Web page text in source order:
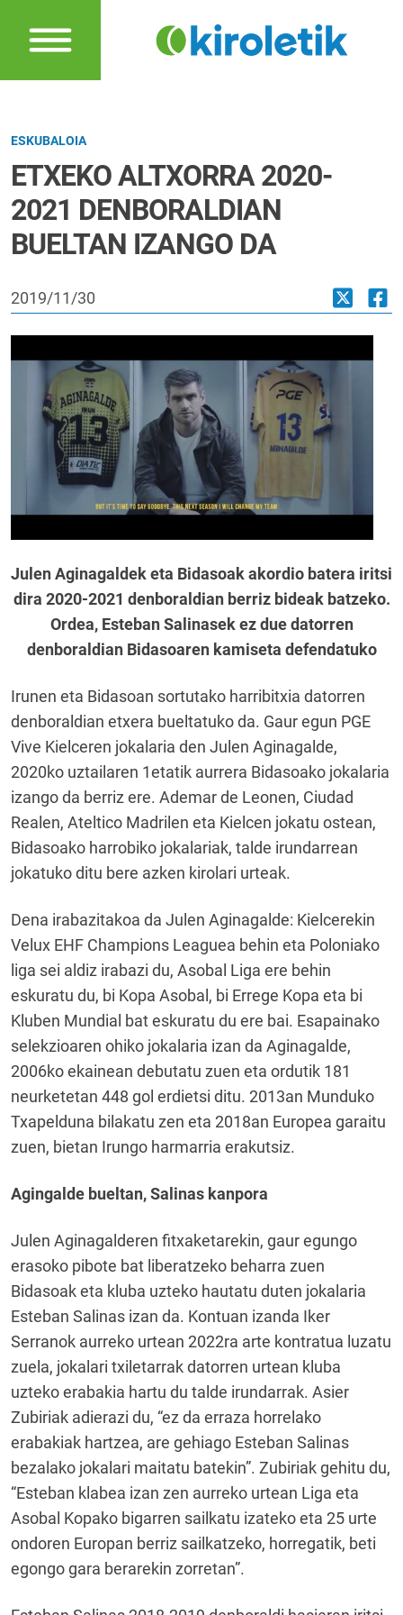
ESKUBALOIA
ETXEKO ALTXORRA 2020-
2021 DENBORALDIAN
BUELTAN IZANGO DA
2019/11/30
Julen Aginagaldek eta Bidasoak akordio batera iritsi
dira 2020-2021 denboraldian berriz bideak batzeko.
Ordea, Esteban Salinasek ez due datorren
denboraldian Bidasoaren kamiseta defendatuko
Irunen eta Bidasoan sortutako harribitxia datorren
denboraldian etxera bueltatuko da. Gaur egun PGE
Vive Kielceren jokalaria den Julen Aginagalde,
2020ko uztailaren 1etatik aurrera Bidasoako jokalaria
izango da berriz ere. Ademar de Leonen, Ciudad
Realen, Ateltico Madrilen eta Kielcen jokatu ostean,
Bidasoako harrobiko jokalariak, talde irundarrean
jokatuko ditu bere azken kirolari urteak.
Dena irabazitakoa da Julen Aginagalde: Kielcerekin
Velux EHF Champions Leaguea behin eta Poloniako
liga sei aldiz irabazi du, Asobal Liga ere behin
eskuratu du, bi Kopa Asobal, bi Errege Kopa eta bi
Kluben Mundial bat eskuratu du ere bai. Esapainako
selekzioaren ohiko jokalaria izan da Aginagalde,
2006ko ekainean debutatu zuen eta ordutik 181
neurketetan 448 gol erdietsi ditu. 2013an Munduko
Txapelduna bilakatu zen eta 2018an Europea garaitu
zuen, bietan Irungo harmarria erakutsiz.
Agingalde bueltan, Salinas kanpora
Julen Aginagalderen fitxaketarekin, gaur egungo
erasoko pibote bat liberatzeko beharra zuen
Bidasoak eta kluba uzteko hautatu duten jokalaria
Esteban Salinas izan da. Kontuan izanda Iker
Serranok aurreko urtean 2022ra arte kontratua luzatu
zuela, jokalari txiletarrak datorren urtean kluba
uzteko erabakia hartu du talde irundarrak. Asier
Zubiriak adierazi du, “ez da erraza horrelako
erabakiak hartzea, are gehiago Esteban Salinas
bezalako jokalari maitatu batekin”. Zubiriak gehitu du,
“Esteban klabea izan zen aurreko urtean Liga eta
Asobal Kopako bigarren sailkatu izateko eta 25 urte
ondoren Europan berriz sailkatzeko, horregatik, beti
egongo gara berarekin zorretan”.